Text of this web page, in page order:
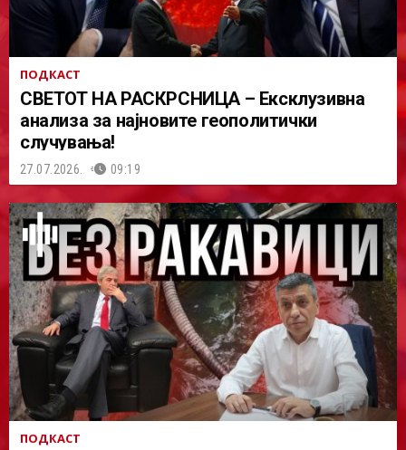
ПОДКАСТ
СВЕТОТ НА РАСКРСНИЦА – Ексклузивна
анализа за најновите геополитички
случувања!
27.07.2026. 09:19
ПОДКАСТ